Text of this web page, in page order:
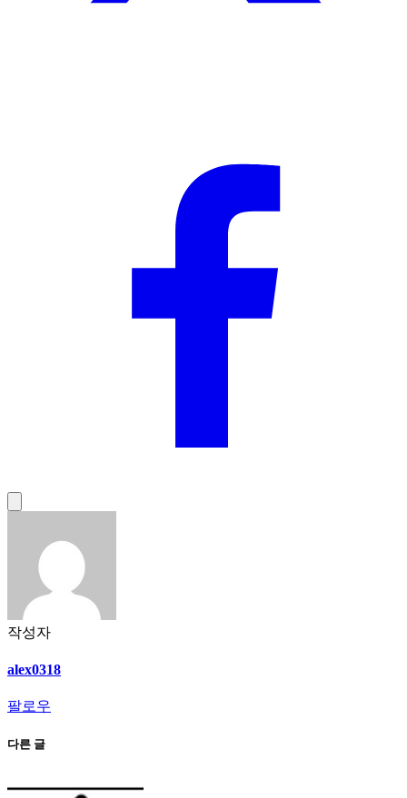
작성자
alex0318
팔로우
다른 글